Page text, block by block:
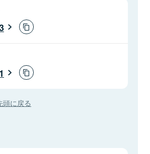
頭に戻る